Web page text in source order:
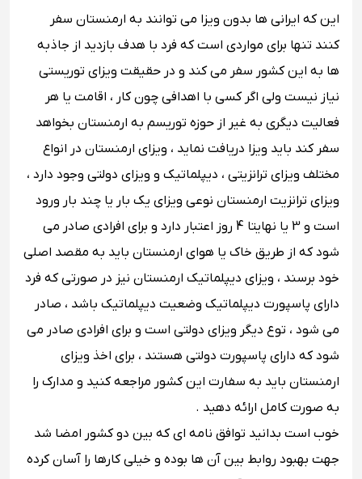
این که ایرانی ها بدون ویزا می توانند به ارمنستان سفر
کنند تنها برای مواردی است که فرد با هدف بازدید از جاذبه
ها به این کشور سفر می کند و در حقیقت ویزای توریستی
نیاز نیست ولی اگر کسی با اهدافی چون کار ، اقامت یا هر
فعالیت دیگری به غیر از حوزه توریسم به ارمنستان بخواهد
سفر کند باید ویزا دریافت نماید ، ویزای ارمنستان در انواع
مختلف ویزای ترانزیتی ، دیپلماتیک و ویزای دولتی وجود دارد ،
ویزای ترانزیت ارمنستان نوعی ویزای یک بار یا چند بار ورود
است و 3 یا نهایتا 4 روز اعتبار دارد و برای افرادی صادر می
شود که از طریق خاک یا هوای ارمنستان باید به مقصد اصلی
خود برسند ، ویزای دیپلماتیک ارمنستان نیز در صورتی که فرد
دارای پاسپورت دیپلماتیک وضعیت دیپلماتیک باشد ، صادر
می شود ، توع دیگر ویزای دولتی است و برای افرادی صادر می
شود که دارای پاسپورت دولتی هستند ، برای اخذ ویزای
ارمنستان باید به سفارت این کشور مراجعه کنید و مدارک را
به صورت کامل ارائه دهید .
خوب است بدانید توافق نامه ای که بین دو کشور امضا شد
جهت بهبود روابط بین آن ها بوده و خیلی کارها را آسان کرده